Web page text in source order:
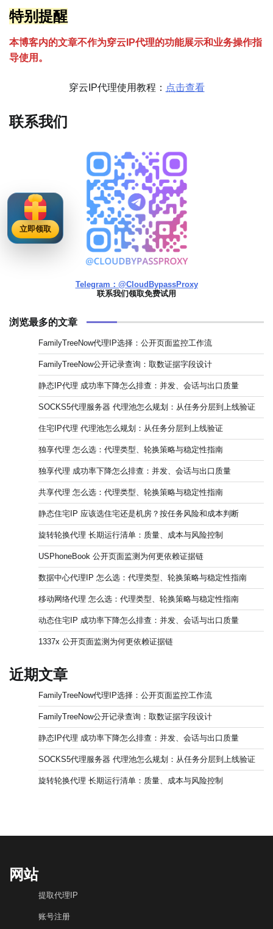
章
分
页
特别提醒
本博客内的文章不作为穿云 P代理的功能展示和业务操作指
导使用。
穿云IP代理使用教程： 点击查看
联系我们
Telegram：@CloudBypassProxy
联系我们领取免费试用
浏览最多的文章
FamilyTreeNow代理IP选择：公开页面监控工作流
FamilyTreeNow公开记录查询：取数证据字段设计
静态IP代理 成功率下降怎么排查：并发、会话与出口质量
SOCKS5代理服务器 代理池怎么规划：从任务分层到上线验证
住宅IP代理 代理池怎么规划：从任务分层到上线验证
独享代理 怎么选：代理类型、轮换策略与稳定性指南
独享代理 成功率下降怎么排查：并发、会话与出口质量
共享代理 怎么选：代理类型、轮换策略与稳定性指南
静态住宅IP 应该选住宅还是机房？按任务风险和成本判断
旋转轮换代理 长期运行清单：质量、成本与风险控制
USPhoneBook 公开页面监测为何更依赖证据链
数据中心代理IP 怎么选：代理类型、轮换策略与稳定性指南
移动网络代理 怎么选：代理类型、轮换策略与稳定性指南
动态住宅IP 成功率下降怎么排查：并发、会话与出口质量
1337x 公开页面监测为何更依赖证据链
近期文章
FamilyTreeNow代理IP选择：公开页面监控工作流
FamilyTreeNow公开记录查询：取数证据字段设计
静态IP代理 成功率下降怎么排查：并发、会话与出口质量
SOCKS5代理服务器 代理池怎么规划：从任务分层到上线验证
旋转轮换代理 长期运行清单：质量、成本与风险控制
网站
提取代理IP
账号注册
立即领取